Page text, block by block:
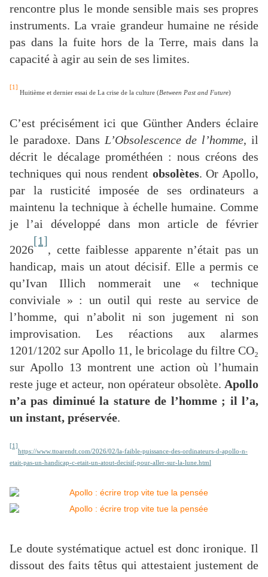
rencontre plus le monde sensible mais ses propres
instruments. La vraie grandeur humaine ne réside
pas dans la fuite hors de la Terre, mais dans la
capacité à agir au sein de ses limites.
[1]
Huitième et dernier essai de La crise de la culture (Between Past and Future)
C’est précisément ici que Günther Anders éclaire
le paradoxe. Dans L’Obsolescence de l’homme, il
décrit le décalage prométhéen : nous créons des
techniques qui nous rendent obsolètes. Or Apollo,
par la rusticité imposée de ses ordinateurs a
maintenu la technique à échelle humaine. Comme
je l’ai développé dans mon article de février
2026
[1]
, cette faiblesse apparente n’était pas un
handicap, mais un atout décisif. Elle a permis ce
qu’Ivan Illich nommerait une « technique
conviviale » : un outil qui reste au service de
l’homme, qui n’abolit ni son jugement ni son
improvisation. Les réactions aux alarmes
1201/1202 sur Apollo 11, le bricolage du filtre CO₂
sur Apollo 13 montrent une action où l’humain
reste juge et acteur, non opérateur obsolète. Apollo
n’a pas diminué la stature de l’homme ; il l’a,
un instant, préservée.
[1]
https://www.ttoarendt.com/2026/02/la-faible-puissance-des-ordinateurs-d-apollo-n-
etait-pas-un-handicap-c-etait-un-atout-decisif-pour-aller-sur-la-lune.html
Le doute systématique actuel est donc ironique. Il
dissout des faits têtus qui attestaient justement de